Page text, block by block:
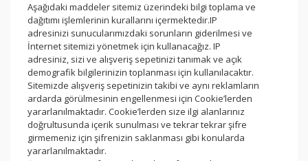
MARKALAR
İLETIŞIM
Ölçüaletlerisepeti.com alışveriş
sitesiT.C. TİCARET BAKANLIĞI
ETBİSsistemine kayıtlıdır.
PayTRinternet alışverişlerinizde
kredi kartı güvenliğini
sağlamaktadır.
Aşağıdaki maddeler sitemiz üzerindeki bilgi toplama ve
dağıtımı işlemlerinin kurallarını içermektedir.IP
adresinizi sunucularımızdaki sorunların giderilmesi ve
İnternet sitemizi yönetmek için kullanacağız. IP
adresiniz, sizi ve alışveriş sepetinizi tanımak ve açık
demografik bilgilerinizin toplanması için kullanılacaktır.
Sitemizde alışveriş sepetinizin takibi ve aynı reklamların
ardarda görülmesinin engellenmesi için Cookie’lerden
yararlanılmaktadır. Cookie’lerden size ilgi alanlarınız
doğrultusunda içerik sunulması ve tekrar tekrar şifre
girmemeniz için şifrenizin saklanması gibi konularda
yararlanılmaktadır.